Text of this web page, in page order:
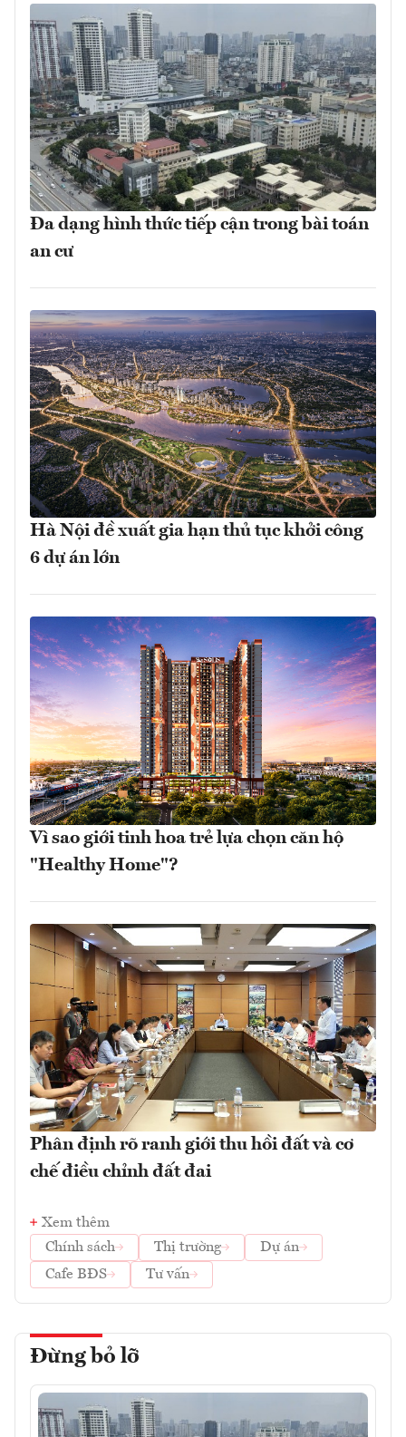
Đa dạng hình thức tiếp cận trong bài toán
an cư
Hà Nội đề xuất gia hạn thủ tục khởi công
6 dự án lớn
Vì sao giới tinh hoa trẻ lựa chọn căn hộ
"Healthy Home"?
Phân định rõ ranh giới thu hồi đất và cơ
chế điều chỉnh đất đai
Xem thêm
Chính sách
Thị trường
Dự án
Cafe BĐS
Tư vấn
Đừng bỏ lỡ